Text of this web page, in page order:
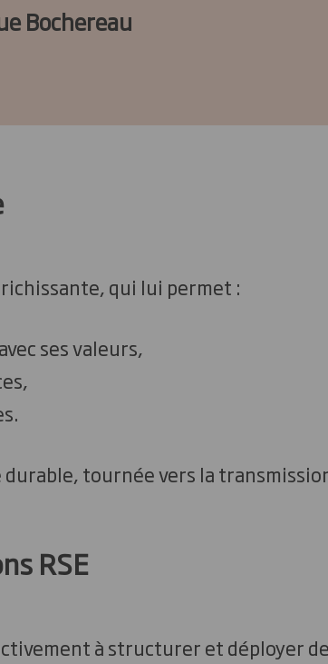
Bochereau
qui lui permet :
ses valeurs,
tournée vers la
RSE
à structurer et déployer